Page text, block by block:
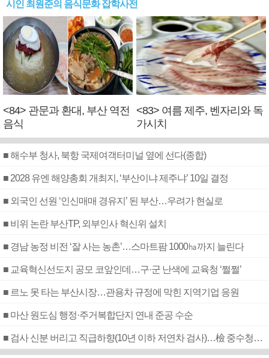
시인 최원준의 음식문화 잡학사전
<84> 관문과 환대, 부산 역전
음식
<83> 여름 제주, 벤자리와 독
가시치
■ 해수부 청사, 북항 국제여객터미널 옆에 선다(종합)
■ 2028 유엔 해양총회 개최지, ‘부산이냐 제주냐’ 10일 결정
■ 외국인 선원 ‘인신매매 경유지’ 된 부산…우려가 현실로
■ 비위 논란 부산TP, 외부인사 혁신위 설치
■ 경남 농정 비전 ‘잘 사는 농촌’…스마트팜 1000㏊까지 늘린다
■ 교육혁신선도지 공모 코앞인데…구·군 난색에 교육청 ‘쩔쩔’
■ 르노 못 타는 부산시장…관용차 규정에 막힌 지역기업 응원
■ 마산 원도심 행정·주거복합단지 연내 준공 수순
■ 검사 신분 버리고 직급하향(10년 이하 저연차 검사)…檢 중수청행 기피